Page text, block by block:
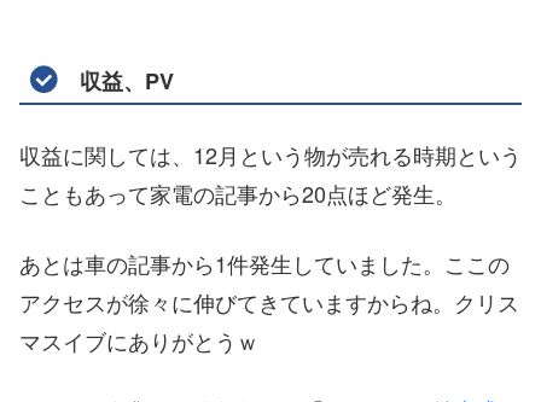
収益、PV
収益に関しては、12月という物が売れる時期という
こともあって家電の記事から20点ほど発生。
あとは車の記事から1件発生していました。ここの
アクセスが徐々に伸びてきていますからね。クリス
マスイブにありがとうｗ